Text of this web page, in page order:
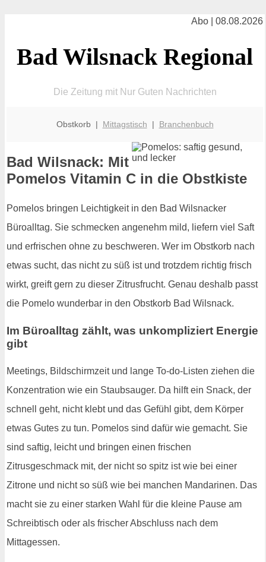
Abo | 08.08.2026
Bad Wilsnack Regional
Die Zeitung mit Nur Guten Nachrichten
Obstkorb | Mittagstisch | Branchenbuch
Bad Wilsnack: Mit
Pomelos Vitamin C in die Obstkiste
Pomelos bringen Leichtigkeit in den Bad Wilsnacker
Büroalltag. Sie schmecken angenehm mild, liefern viel Saft
und erfrischen ohne zu beschweren. Wer im Obstkorb nach
etwas sucht, das nicht zu süß ist und trotzdem richtig frisch
wirkt, greift gern zu dieser Zitrusfrucht. Genau deshalb passt
die Pomelo wunderbar in den Obstkorb Bad Wilsnack.
Im Büroalltag zählt, was unkompliziert Energie
gibt
Meetings, Bildschirmzeit und lange To-do-Listen ziehen die
Konzentration wie ein Staubsauger. Da hilft ein Snack, der
schnell geht, nicht klebt und das Gefühl gibt, dem Körper
etwas Gutes zu tun. Pomelos sind dafür wie gemacht. Sie
sind saftig, leicht und bringen einen frischen
Zitrusgeschmack mit, der nicht so spitz ist wie bei einer
Zitrone und nicht so süß wie bei manchen Mandarinen. Das
macht sie zu einer starken Wahl für die kleine Pause am
Schreibtisch oder als frischer Abschluss nach dem
Mittagessen.